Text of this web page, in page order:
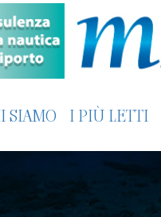
SIAMO I PIÙ LETTI